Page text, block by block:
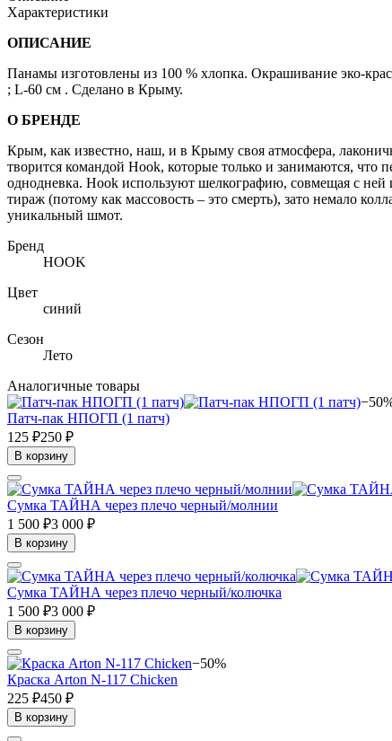
Характеристики
ОПИСАНИЕ
Панамы изготовлены из 100 % хлопка. Окрашивание эко-
; L-60 cм . Сделано в Крыму.
О БРЕНДЕ
Крым, как известно, наш, и в Крыму своя атмосфера,
творится командой Hооk, которые только и занимаются, что
однодневка. Hook используют шелкографию, совмещая с
тираж (потому как массовость – это смерть), зато немало
уникальный шмот.
Бренд
HOOK
Цвет
синий
Сезон
Лето
Аналогичные товары
Патч-пак НПОГП (1 патч)
125 ₽250 ₽
В корзину
Сумка ТАЙНА через плечо черный/молнии
1 500 ₽3 000 ₽
В корзину
Сумка ТАЙНА через плечо черный/колючка
1 500 ₽3 000 ₽
В корзину
−50%
Краска Arton N-117 Chicken
225 ₽450 ₽
В корзину